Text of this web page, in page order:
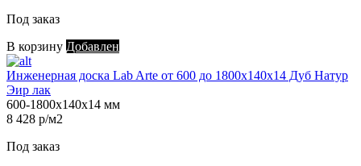
Под заказ
В корзину Добавлен
Инженерная доска Lab Arte от 600 до 1800х140х14 Дуб Натур
Эир лак
600-1800х140х14 мм
8 428 р/м2
Под заказ